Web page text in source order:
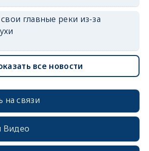
главные реки из-за
все новости
на связи
Видео